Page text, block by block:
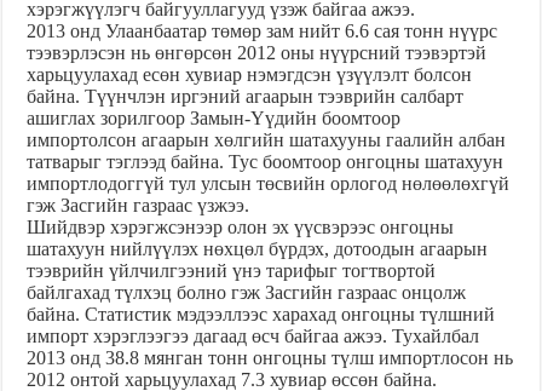
хэрэгжүүлэгч байгууллагууд үзэж байгаа ажээ.
2013 онд Улаанбаатар төмөр зам нийт 6.6 сая тонн нүүрс
тээвэрлэсэн нь өнгөрсөн 2012 оны нүүрсний тээвэртэй
харьцуулахад есөн хувиар нэмэгдсэн үзүүлэлт болсон
байна. Түүнчлэн иргэний агаарын тээврийн салбарт
ашиглах зорилгоор Замын-Үүдийн боомтоор
импортолсон агаарын хөлгийн шатахууны гаалийн албан
татварыг тэглээд байна. Тус боомтоор онгоцны шатахуун
импортлодоггүй тул улсын төсвийн орлогод нөлөөлөхгүй
гэж Засгийн газраас үзжээ.
Шийдвэр хэрэгжсэнээр олон эх үүсвэрээс онгоцны
шатахуун нийлүүлэх нөхцөл бүрдэх, дотоодын агаарын
тээврийн үйлчилгээний үнэ тарифыг тогтвортой
байлгахад түлхэц болно гэж Засгийн газраас онцолж
байна. Статистик мэдээллээс харахад онгоцны түлшний
импорт хэрэглээгээ дагаад өсч байгаа ажээ. Тухайлбал
2013 онд 38.8 мянган тонн онгоцны түлш импортлосон нь
2012 онтой харьцуулахад 7.3 хувиар өссөн байна.